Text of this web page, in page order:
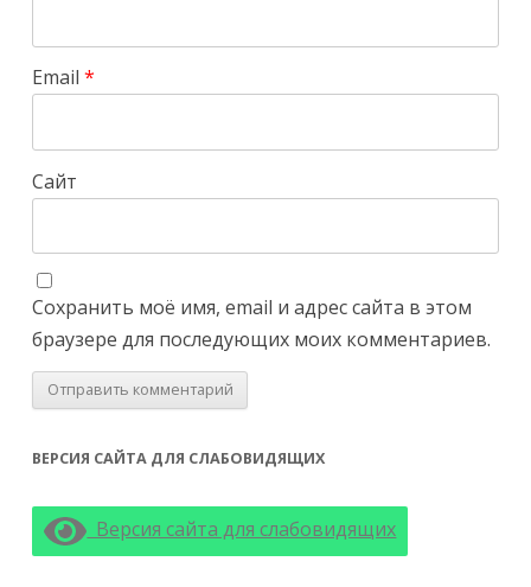
Email*
Сайт
Сохранить моё имя, email и адрес сайта в этом
браузере для последующих моих комментариев.
ВЕРСИЯ САЙТА ДЛЯ СЛАБОВИДЯЩИХ
Версия сайта для слабовидящих